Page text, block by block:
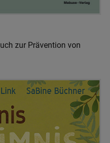
zur Prävention von